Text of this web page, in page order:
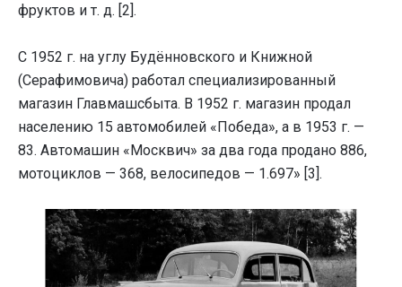
фруктов и т. д. [2].
С 1952 г. на углу Будённовского и Книжной
(Серафимовича) работал специализированный
магазин Главмашсбыта. В 1952 г. магазин продал
населению 15 автомобилей «Победа», а в 1953 г. —
83. Автомашин «Москвич» за два года продано 886,
мотоциклов — 368, велосипедов — 1.697» [3].